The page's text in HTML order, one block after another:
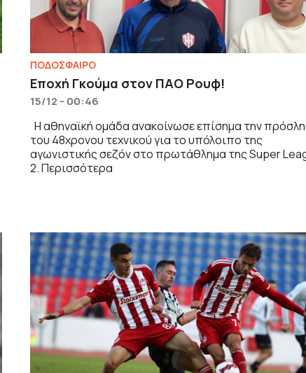
ΠΟΔΟΣΦΑΙΡΟ
Εποχή Γκούμα στον ΠΑΟ Ρουφ!
15/12 - 00:46
Η αθηναϊκή ομάδα ανακοίνωσε επίσημα την
του 48χρονου τεχνικού για το υπόλοιπο της
αγωνιστικής σεζόν στο πρωτάθλημα της Super
2. Περισσότερα